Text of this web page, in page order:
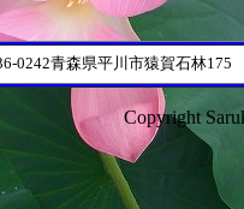
0242青森県平川市猿賀石林175
Copyright